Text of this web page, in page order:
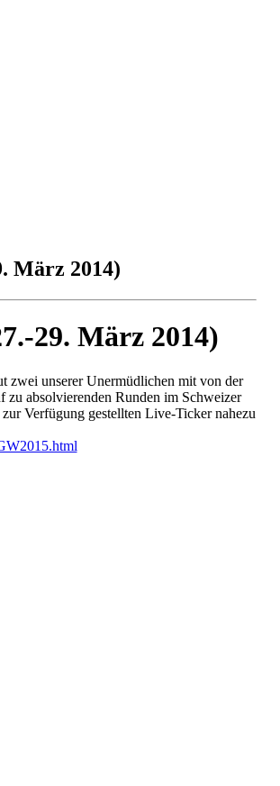
März 2014)
29. März 2014)
zwei unserer Unermüdlichen mit von der
zu absolvierenden Runden im Schweizer
zur Verfügung gestellten Live-Ticker nahezu